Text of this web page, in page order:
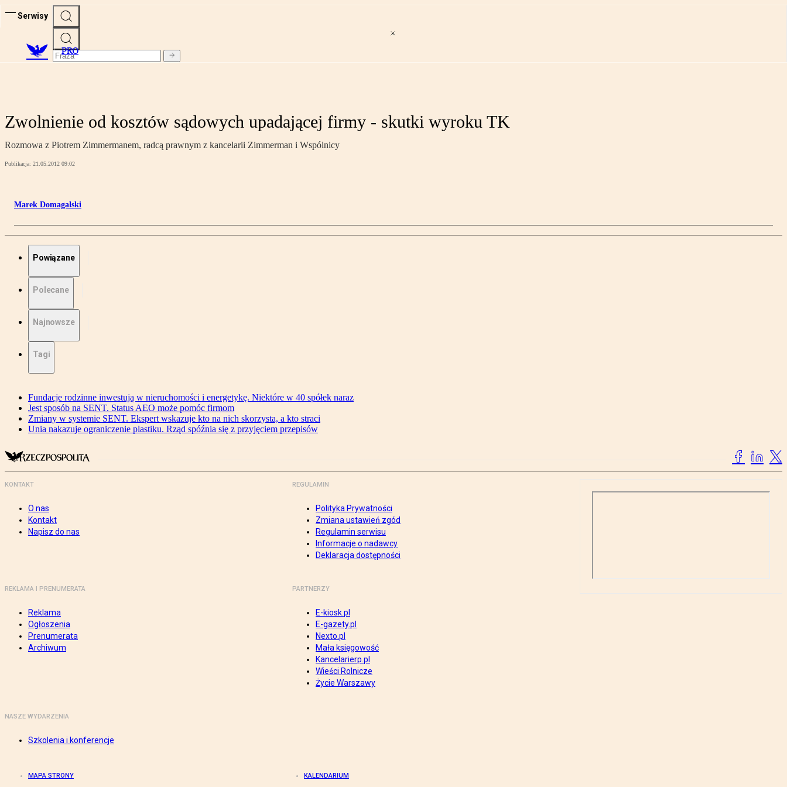
Serwisy
PRO
Zwolnienie od kosztów sądowych upadającej firmy - skutki wyroku TK
Rozmowa z Piotrem Zimmermanem, radcą prawnym z kancelarii Zimmerman i Wspólnicy
Publikacja: 21.05.2012 09:02
Marek Domagalski
Powiązane
Polecane
Najnowsze
Tagi
Fundacje rodzinne inwestują w nieruchomości i energetykę. Niektóre w 40 spółek naraz
Jest sposób na SENT. Status AEO może pomóc firmom
Zmiany w systemie SENT. Ekspert wskazuje kto na nich skorzysta, a kto straci
Unia nakazuje ograniczenie plastiku. Rząd spóźnia się z przyjęciem przepisów
KONTAKT
O nas
Kontakt
Napisz do nas
REGULAMIN
Polityka Prywatności
Zmiana ustawień zgód
Regulamin serwisu
Informacje o nadawcy
Deklaracja dostępności
REKLAMA I PRENUMERATA
Reklama
Ogłoszenia
Prenumerata
Archiwum
PARTNERZY
E-kiosk.pl
E-gazety.pl
Nexto.pl
Mała księgowość
Kancelarierp.pl
Wieści Rolnicze
Życie Warszawy
NASZE WYDARZENIA
Szkolenia i konferencje
MAPA STRONY KALENDARIUM